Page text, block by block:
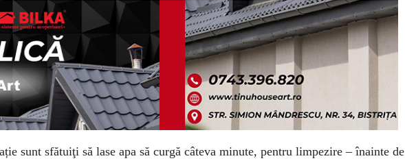
sunt sfătuiţi să lase apa să curgă câteva minute, pentru limpezire – înainte de